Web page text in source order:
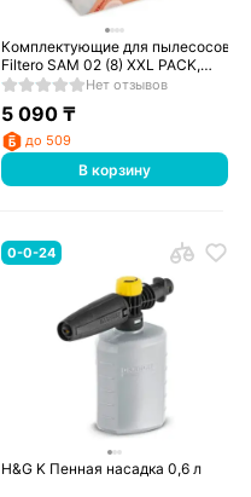
Комплектующие для пылесосов
Filtero SAM 02 (8) XXL PACK,
Экстра
Нет отзывов
5 090 ₸
до 509
В корзину
0-0-24
H&G K Пенная насадка 0,6 л